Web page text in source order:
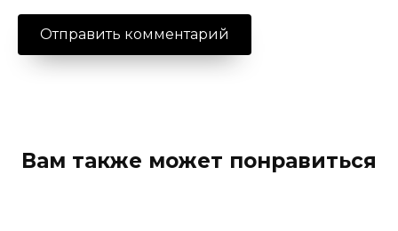
Вам также может понравиться